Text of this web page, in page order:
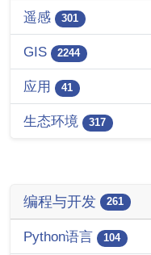
遥感 301
GIS 2244
应用 41
生态环境 317
编程与开发 261
Python语言 104